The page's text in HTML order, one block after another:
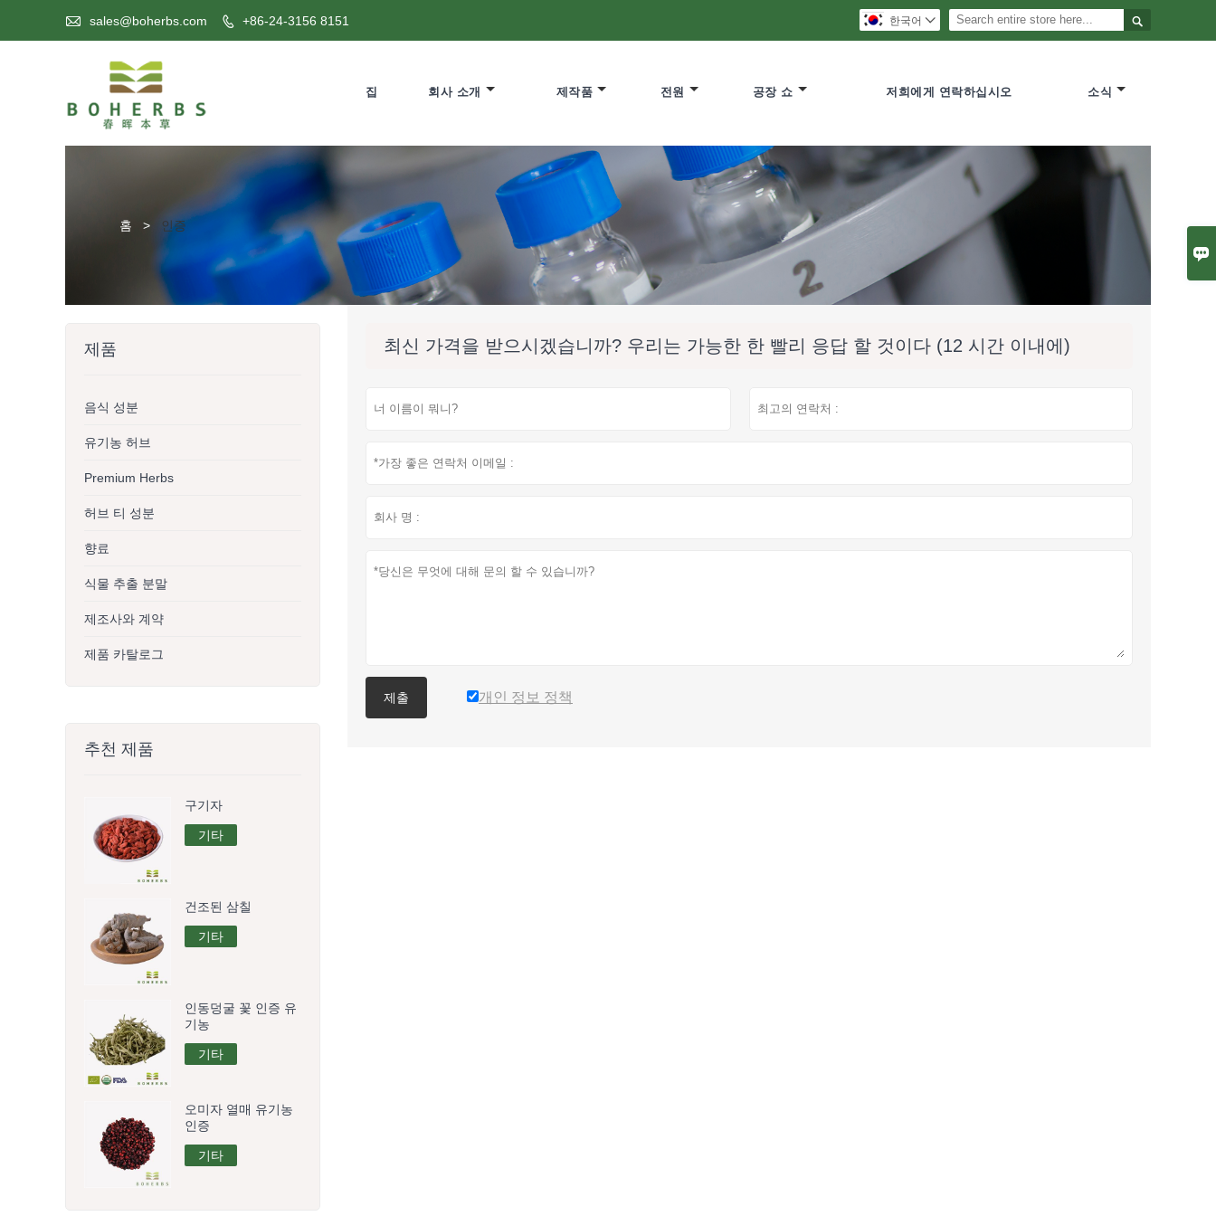

 sales@boherbs.com  +86-24-3156 8151 
한국어 
집 회사 소개 제작품 전원 공장 쇼 저희에게 연락하십시오 소식
홈 > 인증
최신 가격을 받으시겠습니까? 우리는 가능한 한 빨리 응답 할 것이다 (12 시간 이내에)
제출 개인 정보 정책
제품
음식 성분
유기농 허브
Premium Herbs
허브 티 성분
향료
식물 추출 분말
제조사와 계약
제품 카탈로그
추천 제품
구기자
기타
건조된 삼칠
기타
인동덩굴 꽃 인증 유
기농
기타
오미자 열매 유기농
인증
기타